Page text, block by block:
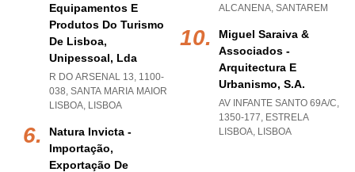
Equipamentos E
Produtos Do Turismo
De Lisboa,
Unipessoal, Lda
R DO ARSENAL 13, 1100-
038, SANTA MARIA MAIOR
LISBOA, LISBOA
Natura Invicta -
Importação,
Exportação De
ALCANENA, SANTAREM
Miguel Saraiva &
Associados -
Arquitectura E
Urbanismo, S.a.
AV INFANTE SANTO 69A/C,
1350-177, ESTRELA
LISBOA, LISBOA